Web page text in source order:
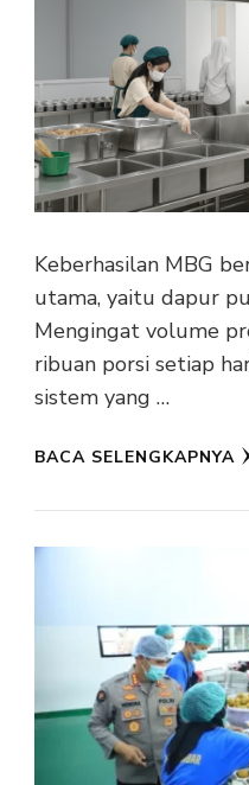
Keberhasilan MBG
utama, yaitu dapur
Mengingat volume
ribuan porsi setiap
sistem yang …
BACA SELENGKAPNYA